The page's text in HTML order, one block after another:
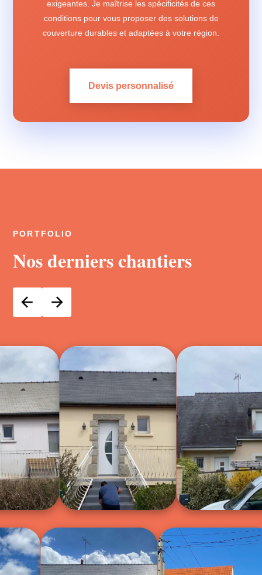
exigeantes. Je maîtrise les spécificités de ces
conditions pour vous proposer des solutions de
couverture durables et adaptées à votre région.
Devis personnalisé
PORTFOLIO
Nos derniers chantiers